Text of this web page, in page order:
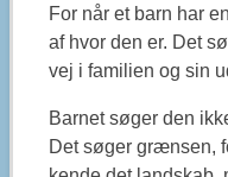
For når et barn har
af hvor den er. Det
vej i familien og sin
Barnet søger den
Det søger grænsen,